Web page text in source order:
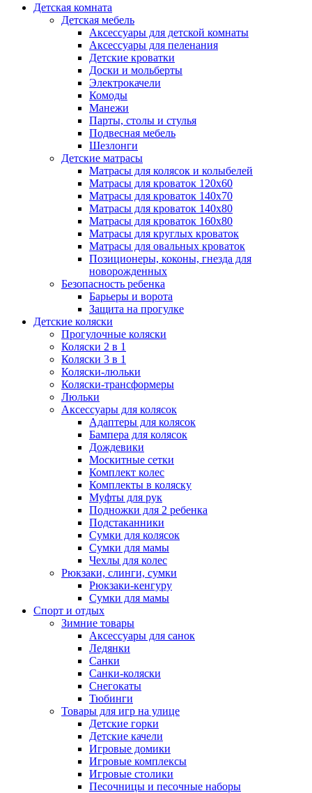
Детская комната
Детская мебель
Аксессуары для детской комнаты
Аксессуары для пеленания
Детские кроватки
Доски и мольберты
Электрокачели
Комоды
Манежи
Парты, столы и стулья
Подвесная мебель
Шезлонги
Детские матрасы
Матрасы для колясок и колыбелей
Матрасы для кроваток 120х60
Матрасы для кроваток 140х70
Матрасы для кроваток 140х80
Матрасы для кроваток 160х80
Матрасы для круглых кроваток
Матрасы для овальных кроваток
Позиционеры, коконы, гнезда для
новорожденных
Безопасность ребенка
Барьеры и ворота
Защита на прогулке
Детские коляски
Прогулочные коляски
Коляски 2 в 1
Коляски 3 в 1
Коляски-люльки
Коляски-трансформеры
Люльки
Аксессуары для колясок
Адаптеры для колясок
Бампера для колясок
Дождевики
Москитные сетки
Комплект колес
Комплекты в коляску
Муфты для рук
Подножки для 2 ребенка
Подстаканники
Сумки для колясок
Сумки для мамы
Чехлы для колес
Рюкзаки, слинги, сумки
Рюкзаки-кенгуру
Сумки для мамы
Спорт и отдых
Зимние товары
Аксессуары для санок
Ледянки
Санки
Санки-коляски
Снегокаты
Тюбинги
Товары для игр на улице
Детские горки
Детские качели
Игровые домики
Игровые комплексы
Игровые столики
Песочницы и песочные наборы